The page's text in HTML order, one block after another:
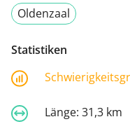
Oldenzaal
Statistiken
Länge: 31,3 km